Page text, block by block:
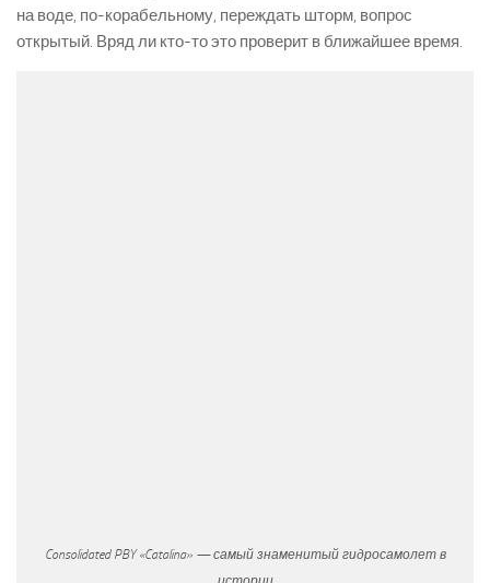
на воде, по-корабельному, переждать шторм, вопрос
открытый. Вряд ли кто-то это проверит в ближайшее время.
Consolidated PBY «Catalina» — самый знаменитый гидросамолет в